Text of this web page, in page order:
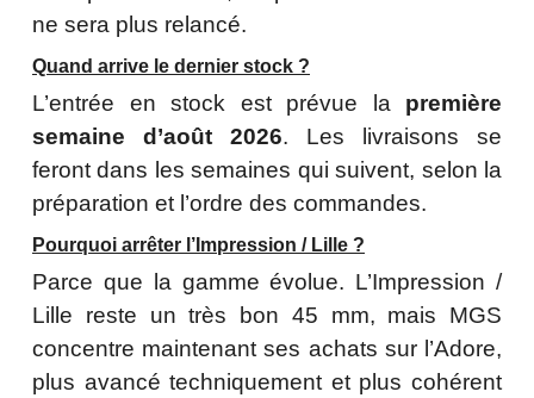
ne sera plus relancé.
Quand arrive le dernier stock ?
L’entrée en stock est prévue la première
semaine d’août 2026. Les livraisons se
feront dans les semaines qui suivent, selon la
préparation et l’ordre des commandes.
Pourquoi arrêter l’Impression / Lille ?
Parce que la gamme évolue. L’Impression /
Lille reste un très bon 45 mm, mais MGS
concentre maintenant ses achats sur l’Adore,
plus avancé techniquement et plus cohérent